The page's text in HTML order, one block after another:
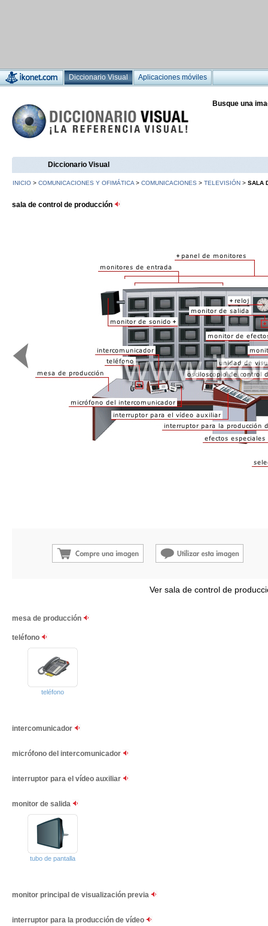
Diccionario Visual Aplicaciones móviles
Busque una
Diccionario Visual
INICIO > COMUNICACIONES Y OFIMÁTICA > COMUNICACIONES > TELEVISIÓN > SALA
sala de control de producción
Ver sala de control de
mesa de producción
teléfono
teléfono
intercomunicador
micrófono del intercomunicador
interruptor para el vídeo auxiliar
monitor de salida
tubo de pantalla
monitor principal de visualización previa
interruptor para la producción de vídeo